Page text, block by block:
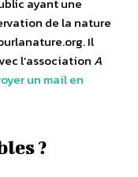
ayant une
de la nature
Il
l’association A
un mail en
?